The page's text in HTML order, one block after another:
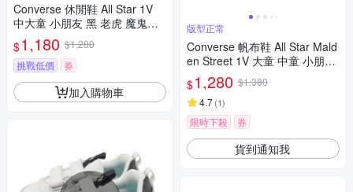
Converse 休閒鞋 All Star 1V
中大童 小朋友 黑 老虎 魔鬼氈
帆布鞋 A17798C
$1,180 $1,280
挑戰低價
券
加入購物車
版型正常
Converse 帆布鞋 All Star Mald
en Street 1V 大童 中童 小朋友
黑白 魔鬼氈 休閒鞋 A04823C
$1,280 $1,380
4.7(1)
限時下殺 券
貨到通知我